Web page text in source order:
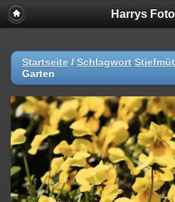
Harrys
Startseite / Schlagwort
Garten